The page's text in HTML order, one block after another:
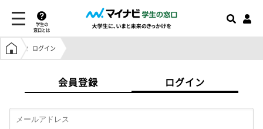
学生の
窓口とは
学生の窓口トップ
ログイン
会員登録 ログイン